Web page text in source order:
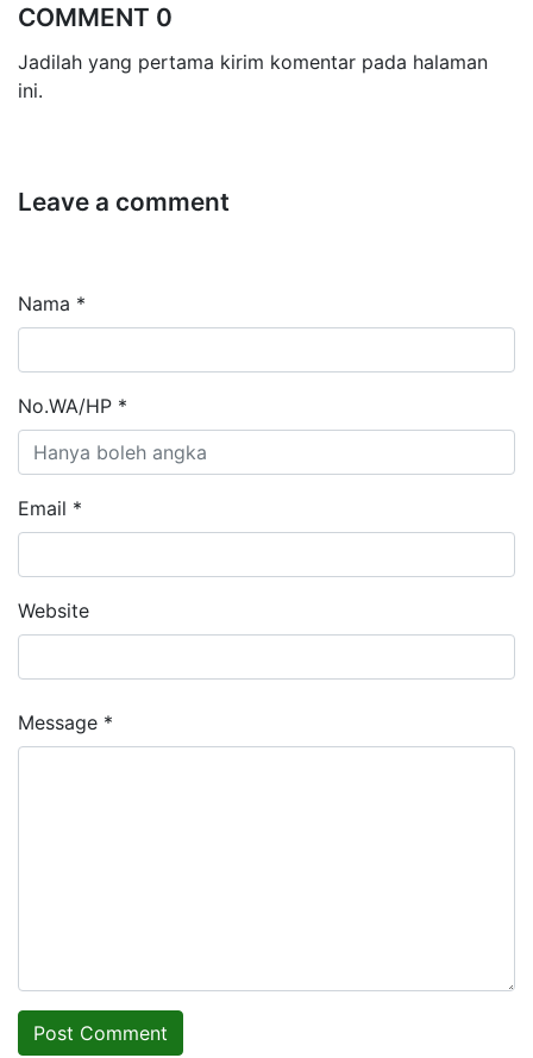
COMMENT 0
Jadilah yang pertama kirim komentar pada halaman
ini.
Leave a comment
Nama *
No.WA/HP *
Email *
Website
Message *